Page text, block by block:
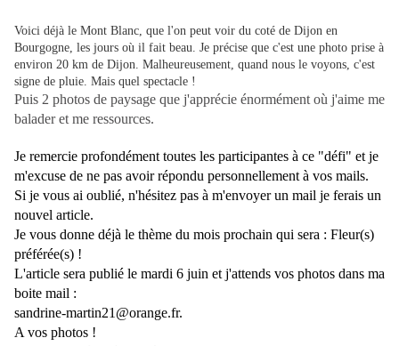
Voici déjà le Mont Blanc, que l'on peut voir du coté de Dijon en
Bourgogne, les jours où il fait beau. Je précise que c'est une photo prise à
environ 20 km de Dijon. Malheureusement, quand nous le voyons, c'est
signe de pluie. Mais quel spectacle !
Puis 2 photos de paysage que j'apprécie énormément où j'aime me
balader et me ressources.
Je remercie profondément toutes les participantes à ce "défi" et je
m'excuse de ne pas avoir répondu personnellement à vos mails.
Si je vous ai oublié, n'hésitez pas à m'envoyer un mail je ferais un
nouvel article.
Je vous donne déjà le thème du mois prochain qui sera : Fleur(s)
préférée(s) !
L'article sera publié le mardi 6 juin et j'attends vos photos dans ma
boite mail :
sandrine-martin21@orange.fr.
A vos photos !